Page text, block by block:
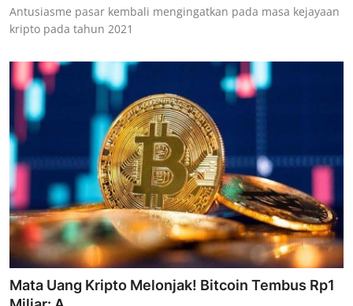
Antusiasme pasar kembali mengingatkan pada masa kejayaan
kripto pada tahun 2021
Mata Uang Kripto Melonjak! Bitcoin Tembus Rp1